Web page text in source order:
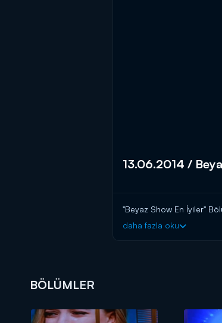
13.06.2014 /
"Beyaz Show En İyiler"
daha fazla oku
BÖLÜMLER